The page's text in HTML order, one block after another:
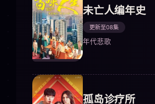
未亡人编年史
更新至08集
年代悲歌
孤岛诊疗所